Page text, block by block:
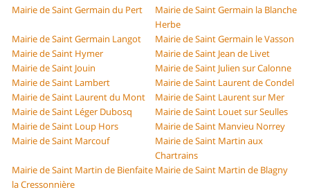
Mairie de Saint Germain du Pert
Mairie de Saint Germain la Blanche
Herbe
Mairie de Saint Germain Langot
Mairie de Saint Germain le Vasson
Mairie de Saint Hymer
Mairie de Saint Jean de Livet
Mairie de Saint Jouin
Mairie de Saint Julien sur Calonne
Mairie de Saint Lambert
Mairie de Saint Laurent de Condel
Mairie de Saint Laurent du Mont
Mairie de Saint Laurent sur Mer
Mairie de Saint Léger Dubosq
Mairie de Saint Louet sur Seulles
Mairie de Saint Loup Hors
Mairie de Saint Manvieu Norrey
Mairie de Saint Marcouf
Mairie de Saint Martin aux
Chartrains
Mairie de Saint Martin de Bienfaite
la Cressonnière
Mairie de Saint Martin de Blagny